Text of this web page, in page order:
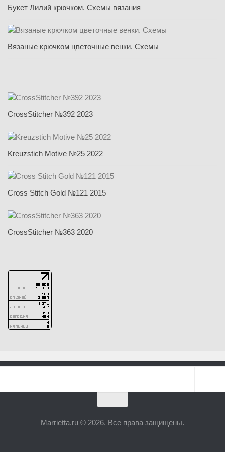
Букет Лилий крючком. Схемы вязания
Вязаные крючком цветочные венки. Схемы
CrossStitcher №392 2023
Kreuzstich Motive №25 2022
Cross Stitch Gold №121 2015
CrossStitcher №363 2020
Marrietta.ru © 2026. Все права защищены.